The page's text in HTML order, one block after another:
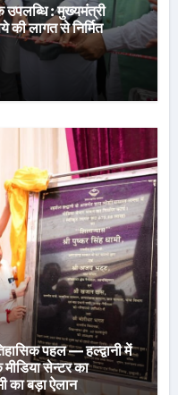
: मुख्यमंत्री
लागत से निर्मित
पहल — हल्द्वानी में
सेन्टर का
का बड़ा ऐलान